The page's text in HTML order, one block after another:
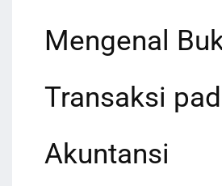
Mengenal
Transaksi
Akuntansi